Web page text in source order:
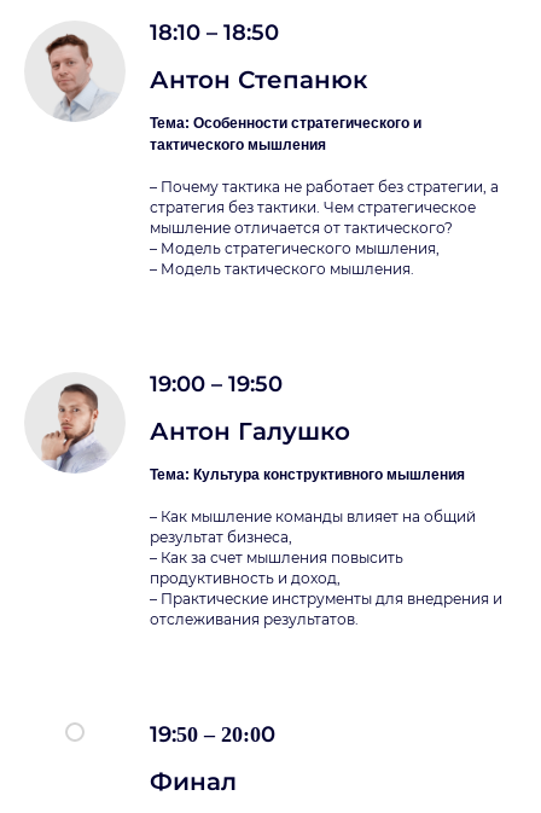
18:10 – 18:50
Антон Степанюк
Тема: Особенности стратегического и
тактического мышления
– Почему тактика не работает без стратегии, а
стратегия без тактики. Чем стратегическое
мышление отличается от тактического?
– Модель стратегического мышления,
– Модель тактического мышления.
19:00 – 19:50
Антон Галушко
Тема: Культура конструктивного мышления
– Как мышление команды влияет на общий
результат бизнеса,
– Как за счет мышления повысить
продуктивность и доход,
– Практические инструменты для внедрения и
отслеживания результатов.
19:50 – 20:00
Финал
Подпишись и забирай пользу!